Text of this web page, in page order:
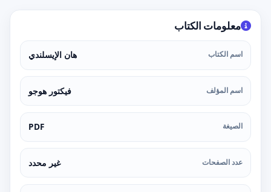
معلومات الكتاب
اسم الكتاب هان الإيسلندي
اسم المؤلف فيكتور هوجو
الصيغة PDF
عدد الصفحات غير محدد